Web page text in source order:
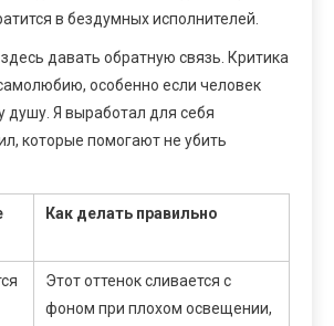
в бездумных исполнителей.
давать обратную связь. Критика
особенно если человек
душу. Я выработал для себя
которые помогают не убить
Как делать правильно
Этот оттенок сливается с
фоном при плохом освещении,